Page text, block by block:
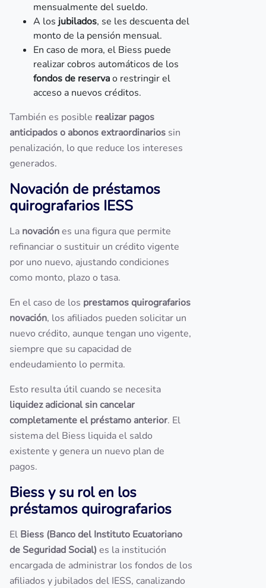
mensualmente del sueldo.
A los jubilados, se les descuenta del
monto de la pensión mensual.
En caso de mora, el Biess puede
realizar cobros automáticos de los
fondos de reservao restringir el
acceso a nuevos créditos.
También es posible realizar pagos
anticipados o abonos extraordinarios sin
penalización, lo que reduce los intereses
generados.
Novación de préstamos
quirografarios IESS
La novaciónes una figura que permite
refinanciar o sustituir un crédito vigente
por uno nuevo, ajustando condiciones
como monto, plazo o tasa.
En el caso de los prestamos quirografarios
novación, los afiliados pueden solicitar un
nuevo crédito, aunque tengan uno vigente,
siempre que su capacidad de
endeudamiento lo permita.
Esto resulta útil cuando se necesita
liquidez adicional sin cancelar
completamente el préstamo anterior. El
sistema del Biess liquida el saldo
existente y genera un nuevo plan de
pagos.
Biess y su rol en los
préstamos quirografarios
El Biess (Banco del Instituto Ecuatoriano
de Seguridad Social) es la institución
encargada de administrar los fondos de los
afiliados y jubilados del IESS, canalizando